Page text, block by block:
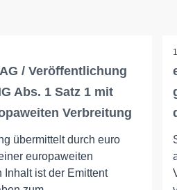
/ Veröffentlichung
Abs. 1 Satz 1 mit
Verbreitung
übermittelt durch euro
europaweiten
Inhalt ist der Emittent